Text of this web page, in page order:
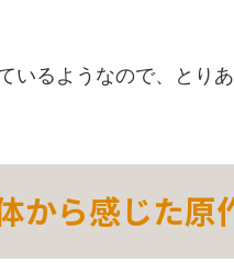
いるようなので、とり
から感じた原